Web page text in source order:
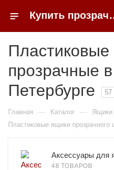
Купить
прозрачные
Петербурге
57
Главная — Каталог — Ящики
Пластиковые ящики прозрачного
Аксессуары для
48 ТОВАРОВ